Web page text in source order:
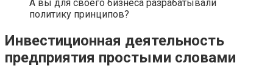
А вы для своего бизнеса разрабатывали
политику принципов?
Инвестиционная деятельность
предприятия простыми словами